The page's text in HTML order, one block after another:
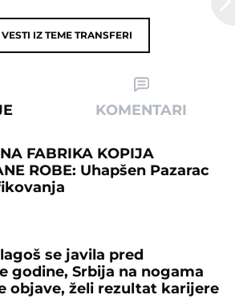
IZ TEME TRANSFERI
KOMENTARI
FABRIKA KOPIJA
ROBE: Uhapšen Pazarac
se javila pred
godine, Srbija na nogama
objave, želi rezultat karijere